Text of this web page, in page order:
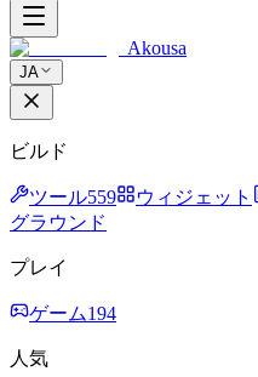
Akousa
JA
ビルド
ツール559 ウィジェット
グラウンド
プレイ
ゲーム194
人気